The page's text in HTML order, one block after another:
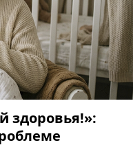
здоровья!»: